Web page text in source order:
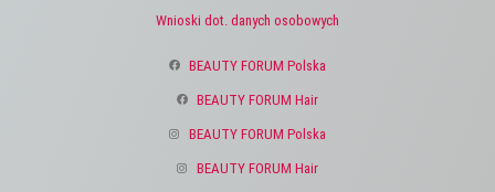
Wnioski dot. danych osobowych
BEAUTY FORUM Polska
BEAUTY FORUM Hair
BEAUTY FORUM Polska
BEAUTY FORUM Hair